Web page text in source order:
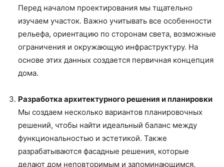
Перед началом проектирования мы тщательно
изучаем участок. Важно учитывать все особенности
рельефа, ориентацию по сторонам света, возможные
ограничения и окружающую инфраструктуру. На
основе этих данных создается первичная концепция
дома.
Разработка архитектурного решения и планировки
Мы создаем несколько вариантов планировочных
решений, чтобы найти идеальный баланс между
функциональностью и эстетикой. Также
разрабатываются фасадные решения, которые
делают дом неповторимым и запоминающимся.